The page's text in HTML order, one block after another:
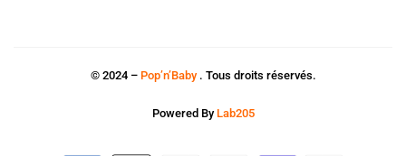
© 2024 – Pop’n’Baby. Tous droits réservés.
Powered By Lab205